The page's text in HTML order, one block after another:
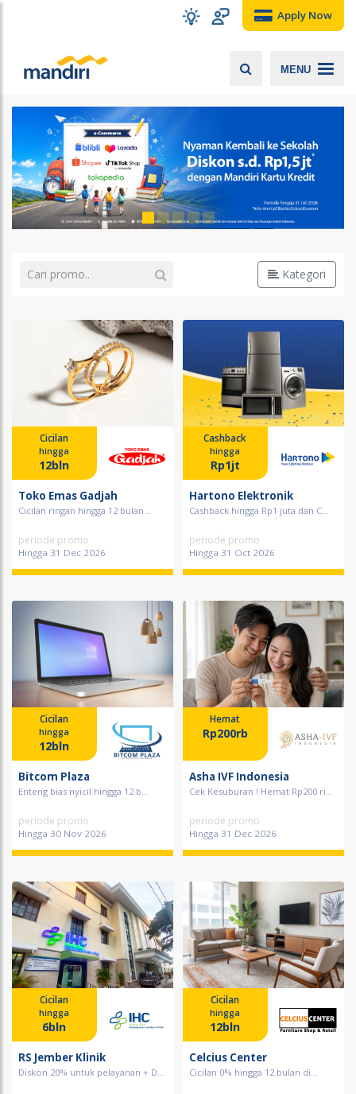
Apply Now
MENU
Kategori
Cicilan
hingga
12bln
Toko Emas Gadjah
Cicilan ringan hingga 12 bulan...
periode promo
Hingga 31 Dec 2026
Cashback
hingga
Rp1jt
Hartono Elektronik
Cashback hingga Rp1 juta dan C...
periode promo
Hingga 31 Oct 2026
Cicilan
hingga
12bln
Bitcom Plaza
Enteng bias nyicil hingga 12 b...
periode promo
Hingga 30 Nov 2026
Hemat
Rp200rb
Asha IVF Indonesia
Cek Kesuburan ! Hemat Rp200 ri...
periode promo
Hingga 31 Dec 2026
Cicilan
hingga
6bln
RS Jember Klinik
Diskon 20% untuk pelayanan + D...
Cicilan
hingga
12bln
Celcius Center
Cicilan 0% hingga 12 bulan di...